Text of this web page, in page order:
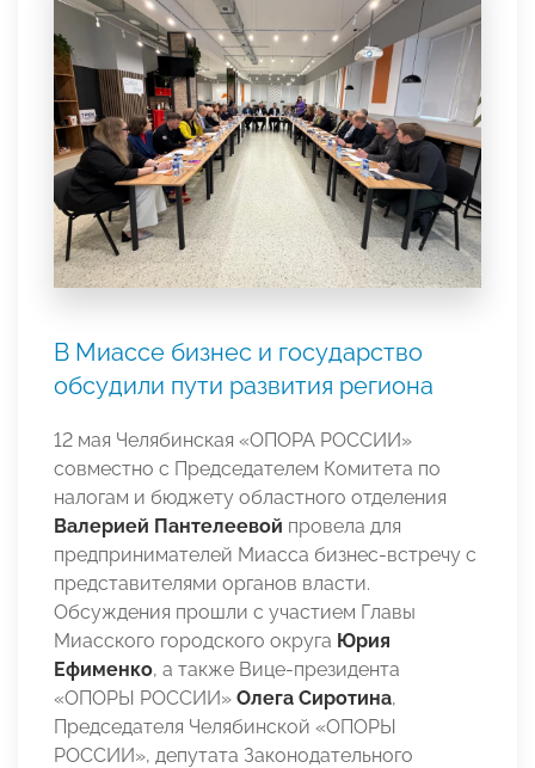
В Миассе бизнес и государство
обсудили пути развития региона
12 мая Челябинская «ОПОРА РОССИИ»
совместно с Председателем Комитета по
налогам и бюджету областного отделения
Валерией Пантелеевой провела для
предпринимателей Миасса бизнес-встречу с
представителями органов власти.
Обсуждения прошли с участием Главы
Миасского городского округа Юрия
Ефименко, а также Вице-президента
«ОПОРЫ РОССИИ» Олега Сиротина,
Председателя Челябинской «ОПОРЫ
РОССИИ», депутата Законодательного